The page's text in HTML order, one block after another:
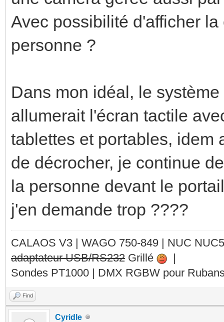
Avec possibilité d'afficher
personne ?
Dans mon idéal, le
allumerait l'écran tactile
tablettes et portables, idem
de décrocher, je continue
la personne devant le
j'en demande trop ????
CALAOS V3 | WAGO 750-849 | NUC
adaptateur USB/RS232 Grillé
|
Sondes PT1000 | DMX RGBW pour
Find
Cyridle